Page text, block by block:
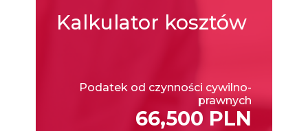
Kalkulator kosztów
Podatek od czynności cywilno-
prawnych
66,500 PLN